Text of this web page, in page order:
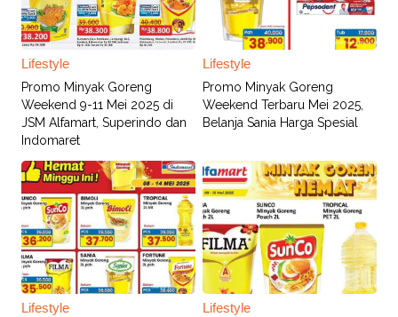
Lifestyle
Promo Minyak Goreng
Weekend 9-11 Mei 2025 di
JSM Alfamart, Superindo dan
Indomaret
Lifestyle
Promo Minyak Goreng
Weekend Terbaru Mei 2025,
Belanja Sania Harga Spesial
Lifestyle Lifestyle